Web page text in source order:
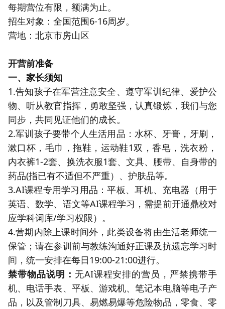
每期营位有限，额满为止。
招生对象：全国范围6-16周岁。
营地：北京市房山区
开营前准备
一、家长须知
1.告知孩子在军营注意安全、遵守军训纪律、爱护公
物、听从教官指挥，勇敢坚强，认真锻炼，我们与您
同步，共同见证他们的成长。
2.军训孩子要带个人生活用品：水杯、牙膏，牙刷，
漱口杯，毛巾，拖鞋，运动鞋1双，香皂，洗衣粉，
内衣裤1-2套、换洗衣服1套、文具、腰带、自身带的
药品(指已有不适但不严重）、护肤品等。
3.AI课程专用学习用品：平板、耳机、充电器（用于
英语、数学、语文等AI课程学习，需提前开通鼎校对
应学科词库/学习权限）。
4.营期内除上课时间外，此类设备将由生活老师统一
保管；请在参训前与教练沟通好正课及抗遗忘学习时
间，统一安排在每日19:00-21:00进行。
禁带物品说明： 无AI课程安排的营员，严禁携带手
机、电话手表、平板、游戏机、笔记本电脑等电子产
品，以及管制刀具、易燃易爆等危险物品，零食、零